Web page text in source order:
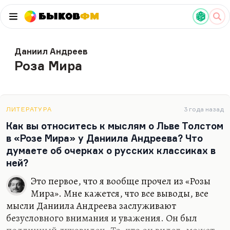
БыковФМ
Даниил Андреев
Роза Мира
ЛИТЕРАТУРА 3 года назад
Как вы относитесь к мыслям о Льве Толстом
в «Розе Мира» у Даниила Андреева? Что
думаете об очерках о русских классиках в
ней?
Это первое, что я вообще прочел из «Розы
Мира». Мне кажется, что все выводы, все
мысли Даниила Андреева заслуживают
безусловного внимания и уважения. Он был